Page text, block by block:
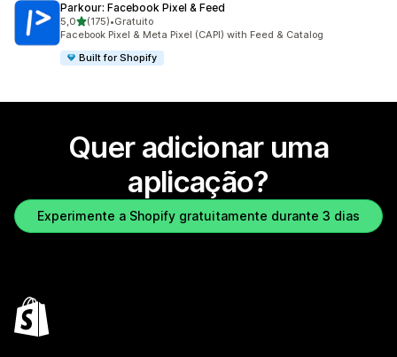
Parkour: Facebook Pixel & Feed
5,0de 5 estrelas
(175)
175 total de avaliações
•Gratuito
Facebook Pixel & Meta Pixel (CAPI) with Feed & Catalog
Built for Shopify
Quer adicionar uma
aplicação?
Experimente a Shopify gratuitamente durante 3 dias